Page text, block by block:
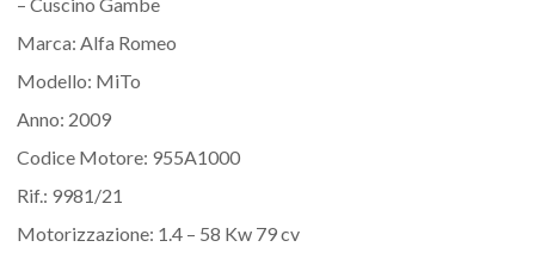
Marca: Alfa Romeo
Modello: MiTo
Anno: 2009
Codice Motore: 955A1000
Rif.: 9981/21
Motorizzazione: 1.4 – 58 Kw 79 cv